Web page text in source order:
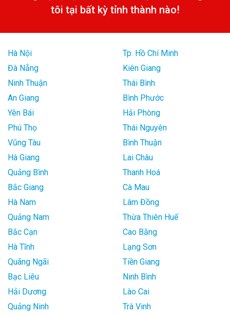
tôi tại bất kỳ tỉnh thành nào!
Hà Nội
Tp. Hồ Chí Minh
Đà Nẵng
Kiên Giang
Ninh Thuận
Thái Bình
An Giang
Bình Phước
Yên Bái
Hải Phòng
Phú Thọ
Thái Nguyên
Vũng Tàu
Bình Thuận
Hà Giang
Lai Châu
Quảng Bình
Thanh Hoá
Bắc Giang
Cà Mau
Hà Nam
Lâm Đồng
Quảng Nam
Thừa Thiên Huế
Bắc Cạn
Cao Bằng
Hà Tĩnh
Lạng Sơn
Quãng Ngãi
Tiền Giang
Bạc Liêu
Ninh Bình
Hải Dương
Lào Cai
Quảng Ninh
Trà Vinh